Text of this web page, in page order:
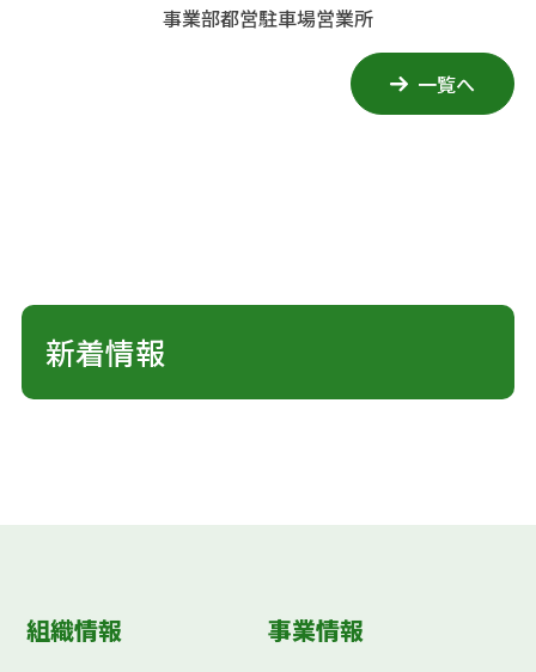
事業部都営駐車場営業所
一覧へ
新着情報
組織情報
事業情報